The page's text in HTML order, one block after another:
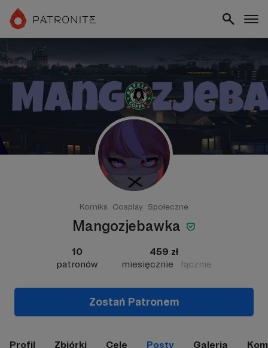
Komiks Cosplay Społeczne
Mangozjebawka
10
patronów
459 zł
miesięcznie
łącznie
Zostań Patronem
Profil Zbiórki Cele Posty Galeria